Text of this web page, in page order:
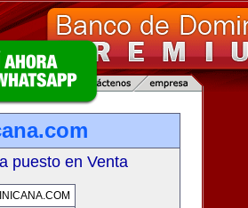
puesto en Venta